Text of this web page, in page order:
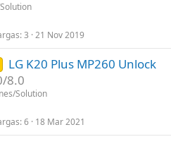
3 21 Nov 2019
LG K20 Plus MP260 Unlock
8.0
Solution
6 18 Mar 2021